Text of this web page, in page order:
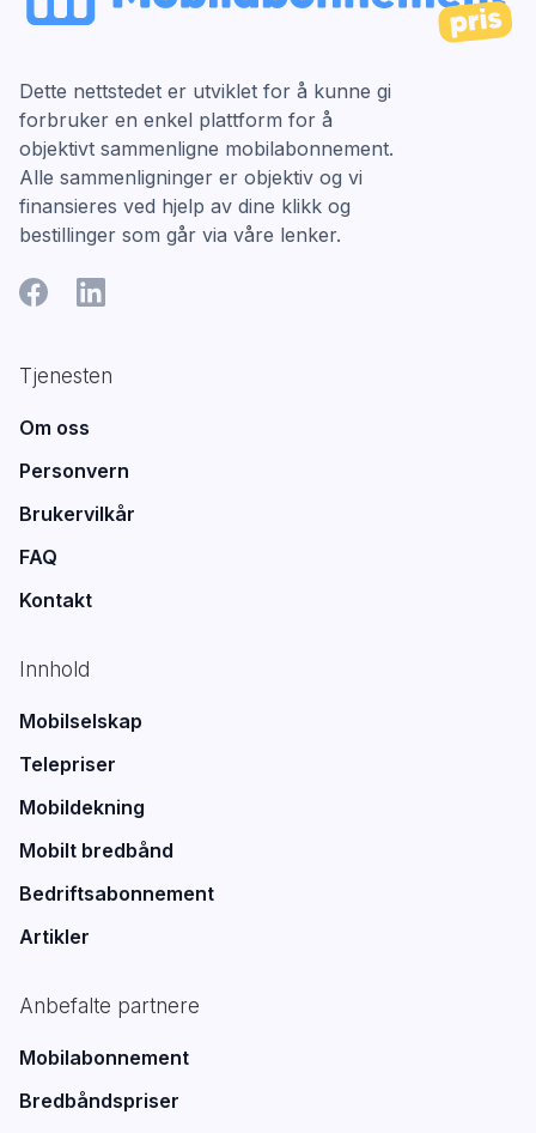
Dette nettstedet er utviklet for å kunne gi
forbruker en enkel plattform for å
objektivt sammenligne mobilabonnement.
Alle sammenligninger er objektiv og vi
finansieres ved hjelp av dine klikk og
bestillinger som går via våre lenker.
Tjenesten
Om oss
Personvern
Brukervilkår
FAQ
Kontakt
Innhold
Mobilselskap
Telepriser
Mobildekning
Mobilt bredbånd
Bedriftsabonnement
Artikler
Anbefalte partnere
Mobilabonnement
Bredbåndspriser